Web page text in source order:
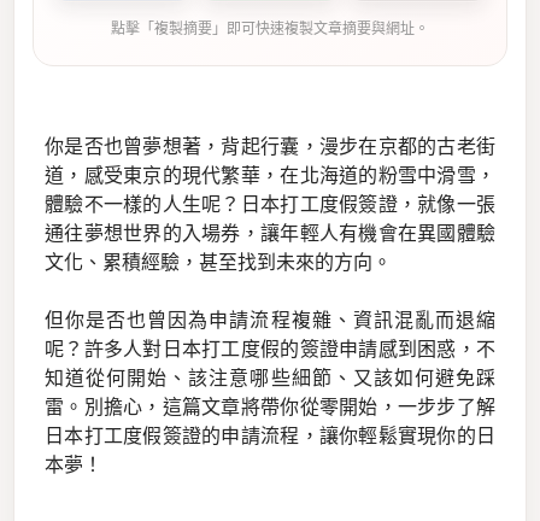
點擊「複製摘要」即可快速複製文章摘要與網址。
你是否也曾夢想著，背起行囊，漫步在京都的古老街
道，感受東京的現代繁華，在北海道的粉雪中滑雪，
體驗不一樣的人生呢？日本打工度假簽證，就像一張
通往夢想世界的入場券，讓年輕人有機會在異國體驗
文化、累積經驗，甚至找到未來的方向。
但你是否也曾因為申請流程複雜、資訊混亂而退縮
呢？許多人對日本打工度假的簽證申請感到困惑，不
知道從何開始、該注意哪些細節、又該如何避免踩
雷。別擔心，這篇文章將帶你從零開始，一步步了解
日本打工度假簽證的申請流程，讓你輕鬆實現你的日
本夢！